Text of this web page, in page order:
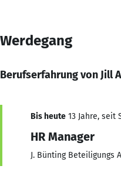
Werdegang
Berufserfahrung von Jill
Bis heute 13 Jahre, seit
HR Manager
J. Bünting Beteiligungs